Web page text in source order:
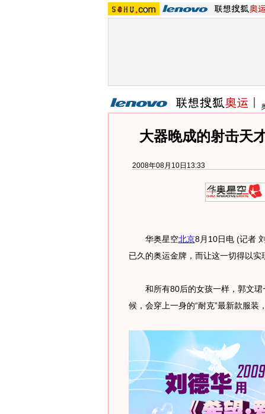
大器晚成的射击天
2008年08月10日13:33
华奥星空北京8月10日电 (记者
已久的奥运金牌，而让这一切得以实
和所有80后的女孩一样，郭文珺
候，会穿上一身的“耐克”最新款服装